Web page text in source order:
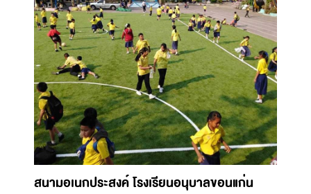
สนามอเนกประสงค์ โรงเรียนอนุบาลขอนแก่น